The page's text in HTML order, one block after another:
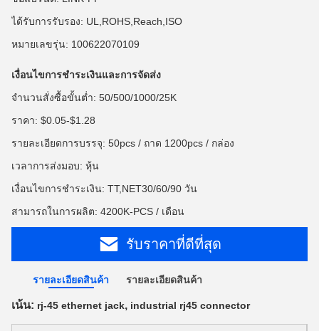
ได้รับการรับรอง: UL,ROHS,Reach,ISO
หมายเลขรุ่น: 100622070109
เงื่อนไขการชำระเงินและการจัดส่ง
จำนวนสั่งซื้อขั้นต่ำ: 50/500/1000/25K
ราคา: $0.05-$1.28
รายละเอียดการบรรจุ: 50pcs / ถาด 1200pcs / กล่อง
เวลาการส่งมอบ: หุ้น
เงื่อนไขการชำระเงิน: TT,NET30/60/90 วัน
สามารถในการผลิต: 4200K-PCS / เดือน
รับราคาที่ดีที่สุด
รายละเอียดสินค้า รายละเอียดสินค้า
เน้น: rj-45 ethernet jack, industrial rj45 connector